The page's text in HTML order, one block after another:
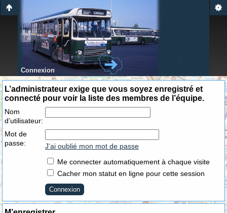
Connexion
L’administrateur exige que vous soyez enregistré et
connecté pour voir la liste des membres de l’équipe.
Nom
d’utilisateur:
Mot de
passe:
J’ai oublié mon mot de passe
Me connecter automatiquement à chaque visite
Cacher mon statut en ligne pour cette session